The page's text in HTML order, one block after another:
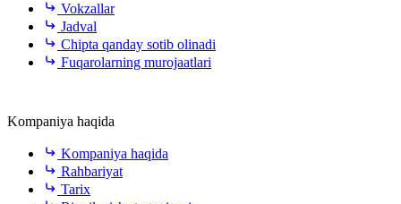
Vokzallar
Jadval
Chipta qanday sotib olinadi
Fuqarolarning murojaatlari
Kompaniya haqida
Kompaniya haqida
Rahbariyat
Tarix